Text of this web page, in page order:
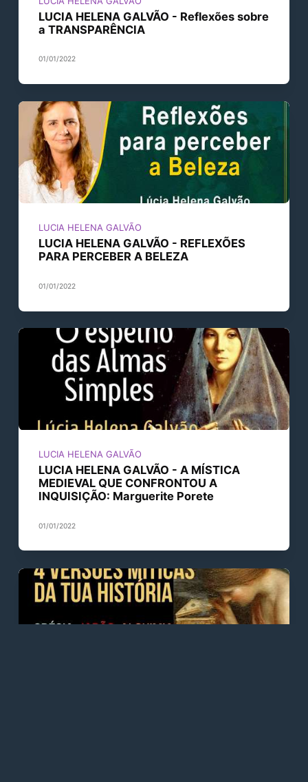
LUCIA HELENA GALVÃO - Reflexões sobre
a TRANSPARÊNCIA
01/01/2022
LUCIA HELENA GALVÃO
LUCIA HELENA GALVÃO - REFLEXÕES
PARA PERCEBER A BELEZA
01/01/2022
LUCIA HELENA GALVÃO
LUCIA HELENA GALVÃO - A MÍSTICA
MEDIEVAL QUE CONFRONTOU A
INQUISIÇÃO: Marguerite Porete
01/01/2022